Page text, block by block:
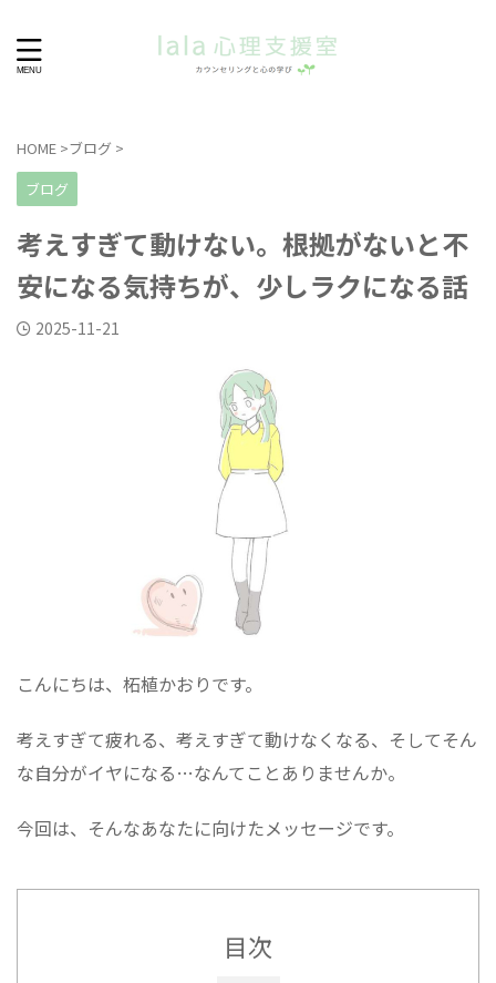
HOME >ブログ >
ブログ
考えすぎて動けない。根拠がないと不
安になる気持ちが、少しラクになる話
2025-11-21
こんにちは、柘植かおりです。
考えすぎて疲れる、考えすぎて動けなくなる、そしてそん
な自分がイヤになる…なんてことありませんか。
今回は、そんなあなたに向けたメッセージです。
目次